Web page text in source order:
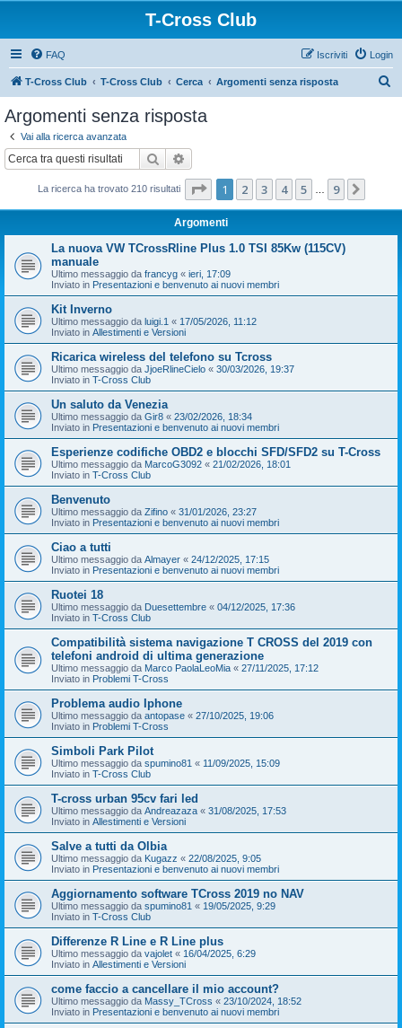
T-Cross Club
FAQ Login
Iscriviti
T-Cross Club T-Cross Club Cerca Argomenti senza risposta
Argomenti senza risposta
Vai alla ricerca avanzata
Cerca
La ricerca ha trovato 210 risultati Pagina di
1 2 3 4 5 9
Argomenti
La nuova VW TCrossRline Plus 1.0 TSI 85Kw (115CV)
manuale
Ultimo messaggio da francyg « ieri, 17:09
Inviato in Presentazioni e benvenuto ai nuovi membri
Kit Inverno
Ultimo messaggio da luigi.1 « 17/05/2026, 11:12
Inviato in Allestimenti e Versioni
Ricarica wireless del telefono su Tcross
Ultimo messaggio da JjoeRlineCielo « 30/03/2026, 19:37
Inviato in T-Cross Club
Un saluto da Venezia
Ultimo messaggio da Gir8 « 23/02/2026, 18:34
Inviato in Presentazioni e benvenuto ai nuovi membri
Esperienze codifiche OBD2 e blocchi SFD/SFD2 su T-Cross
Ultimo messaggio da MarcoG3092 « 21/02/2026, 18:01
Inviato in T-Cross Club
Benvenuto
Ultimo messaggio da Zifino « 31/01/2026, 23:27
Inviato in Presentazioni e benvenuto ai nuovi membri
Ciao a tutti
Ultimo messaggio da Almayer « 24/12/2025, 17:15
Inviato in Presentazioni e benvenuto ai nuovi membri
Ruotei 18
Ultimo messaggio da Duesettembre « 04/12/2025, 17:36
Inviato in T-Cross Club
Compatibilità sistema navigazione T CROSS del 2019 con
telefoni android di ultima generazione
Ultimo messaggio da Marco PaolaLeoMia « 27/11/2025, 17:12
Inviato in Problemi T-Cross
Problema audio Iphone
Ultimo messaggio da antopase « 27/10/2025, 19:06
Inviato in Problemi T-Cross
Simboli Park Pilot
Ultimo messaggio da spumino81 « 11/09/2025, 15:09
Inviato in T-Cross Club
T-cross urban 95cv fari led
Ultimo messaggio da Andreazaza « 31/08/2025, 17:53
Inviato in Allestimenti e Versioni
Salve a tutti da Olbia
Ultimo messaggio da Kugazz « 22/08/2025, 9:05
Inviato in Presentazioni e benvenuto ai nuovi membri
Aggiornamento software TCross 2019 no NAV
Ultimo messaggio da spumino81 « 19/05/2025, 9:29
Inviato in T-Cross Club
Differenze R Line e R Line plus
Ultimo messaggio da vajolet « 16/04/2025, 6:29
Inviato in Allestimenti e Versioni
come faccio a cancellare il mio account?
Ultimo messaggio da Massy_TCross « 23/10/2024, 18:52
Inviato in Presentazioni e benvenuto ai nuovi membri